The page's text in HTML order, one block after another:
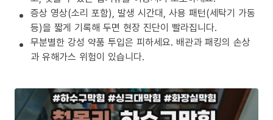
증상 영상(소리 포함), 발생 시간대, 사용 패턴(세탁기 가동
등)을 짧게 기록해 두면 현장 진단이 빨라집니다.
무분별한 강성 약품 투입은 피하세요. 배관과 패킹의 손상
과 유해가스 위험이 있습니다.